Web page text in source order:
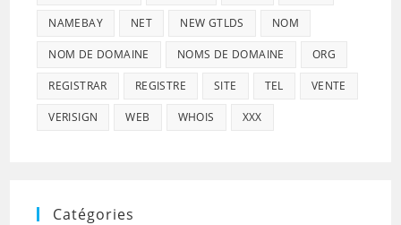
NAMEBAY NET NEW GTLDS NOM
NOM DE DOMAINE NOMS DE DOMAINE ORG
REGISTRAR REGISTRE SITE TEL VENTE
VERISIGN WEB WHOIS XXX
Catégories